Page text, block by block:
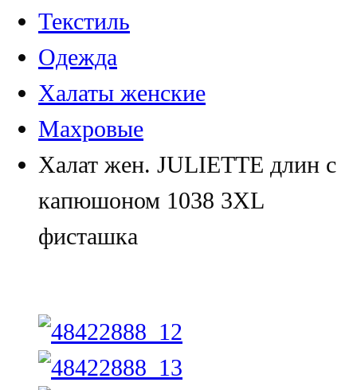
Текстиль
Одежда
Халаты женские
Махровые
Халат жен. JULIETTE длин с
капюшоном 1038 3XL
фисташка